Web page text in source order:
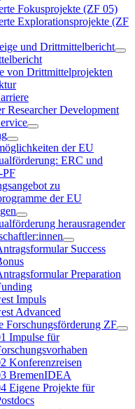
Fokusprojekte (ZF 05)
Explorationsprojekte (ZF
und Drittmittelbericht
von Drittmittelprojekten
Researcher Development
der EU
ERC und
zu
der EU
herausragender
Success
Preparation
Impuls
Advanced
Forschungsförderung ZF
Impulse für
Konferenzreisen
BremenIDEA
Eigene Projekte für